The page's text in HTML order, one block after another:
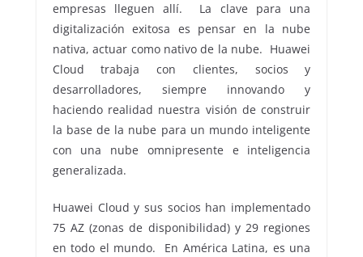
empresas lleguen allí. La clave para una
digitalización exitosa es pensar en la nube
nativa, actuar como nativo de la nube. Huawei
Cloud trabaja con clientes, socios y
desarrolladores, siempre innovando y
haciendo realidad nuestra visión de construir
la base de la nube para un mundo inteligente
con una nube omnipresente e inteligencia
generalizada.
Huawei Cloud y sus socios han implementado
75 AZ (zonas de disponibilidad) y 29 regiones
en todo el mundo. En América Latina, es una